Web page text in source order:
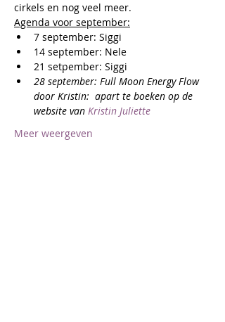
cirkels en nog veel meer.
Agenda voor september:
7 september: Siggi
14 september: Nele
21 setpember: Siggi
28 september: Full Moon Energy Flow
door Kristin:  apart te boeken op de
website van Kristin Juliette
Meer weergeven